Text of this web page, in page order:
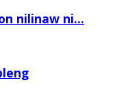
nilinaw ni...